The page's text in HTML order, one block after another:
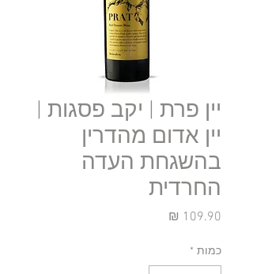
יין פרת | יקב פסגות |
יין אדום מהדרין
בהשגחת העדה
החרדית
כמות *